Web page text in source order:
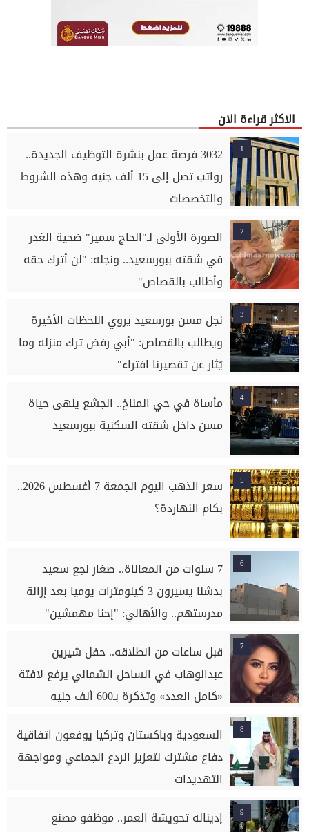
الاكثر قراءة الان
1
3032 فرصة عمل بنشرة التوظيف الجديدة..
رواتب تصل إلى 15 ألف جنيه وهذه الشروط
والتخصصات
2
الصورة الأولى لـ"الحاج سمير" ضحية الغدر
في شقته ببورسعيد.. ونجله: "لن أترك حقه
وأطالب بالقصاص"
3
نجل مسن بورسعيد يروي اللحظات الأخيرة
ويطالب بالقصاص: "أبي رفض ترك منزله وما
يُثار عن تقصيرنا افتراء"
4
مأساة في حي المناخ.. الجشع ينهى حياة
مسن داخل شقته السكنية ببورسعيد
5
سعر الذهب اليوم الجمعة 7 أغسطس 2026..
بكام النهاردة؟
6
7 سنوات من المعاناة.. صغار نجع سعيد
بدشنا يسيرون 3 كيلومترات يوميا بعد إزالة
مدرستهم.. والأهالي: "إحنا مهمشين"
7
قبل ساعات من انطلاقه.. حفل شيرين
عبدالوهاب في الساحل الشمالي يرفع لافتة
«كامل العدد» وتذكرة بـ600 ألف جنيه
8
السعودية وباكستان وتركيا يوفعون اتفاقية
دفاع مشترك لتعزيز الردع الجماعي ومواجهة
التهديدات
9
إديناله تحويشة العمر.. موظفو مصنع